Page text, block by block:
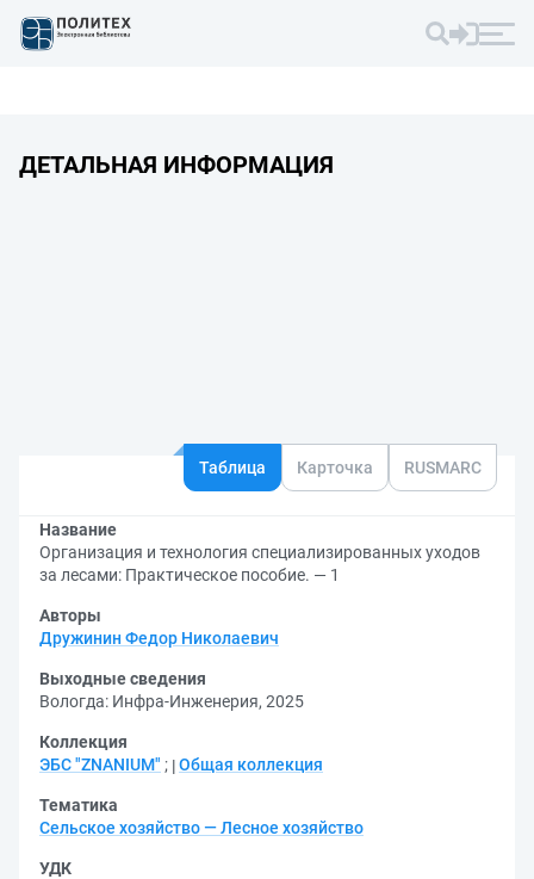
ДЕТАЛЬНАЯ ИНФОРМАЦИЯ
Таблица Карточка RUSMARC
Название
Организация и технология специализированных уходов
за лесами: Практическое пособие. — 1
Авторы
Дружинин Федор Николаевич
Выходные сведения
Вологда: Инфра-Инженерия, 2025
Коллекция
ЭБС "ZNANIUM" ; Общая коллекция
Тематика
Сельское хозяйство — Лесное хозяйство
УДК